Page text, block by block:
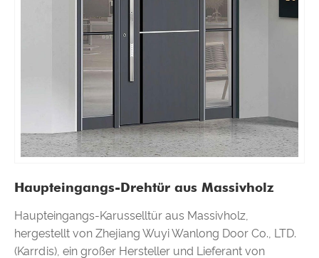
Haupteingangs-Drehtür aus Massivholz
Haupteingangs-Karusselltür aus Massivholz,
hergestellt von Zhejiang Wuyi Wanlong Door Co., LTD.
(Karrdis), ein großer Hersteller und Lieferant von